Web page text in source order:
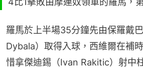
羅馬於上半場35分鐘先由保羅戴
Dybala）取得入球，西維爾在補
惜拿傑迪錫（Ivan Rakitic）射中